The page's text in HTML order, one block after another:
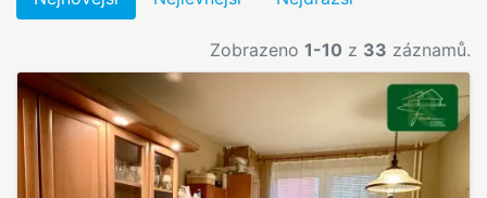
Zobrazeno 1-10 z 33 záznamů.